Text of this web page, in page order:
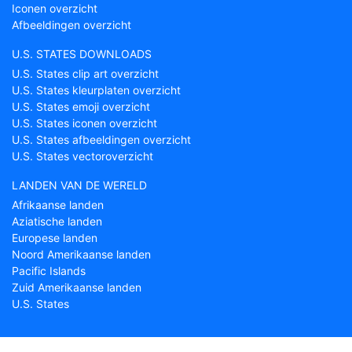
Iconen overzicht
Afbeeldingen overzicht
U.S. STATES DOWNLOADS
U.S. States clip art overzicht
U.S. States kleurplaten overzicht
U.S. States emoji overzicht
U.S. States iconen overzicht
U.S. States afbeeldingen overzicht
U.S. States vectoroverzicht
LANDEN VAN DE WERELD
Afrikaanse landen
Aziatische landen
Europese landen
Noord Amerikaanse landen
Pacific Islands
Zuid Amerikaanse landen
U.S. States